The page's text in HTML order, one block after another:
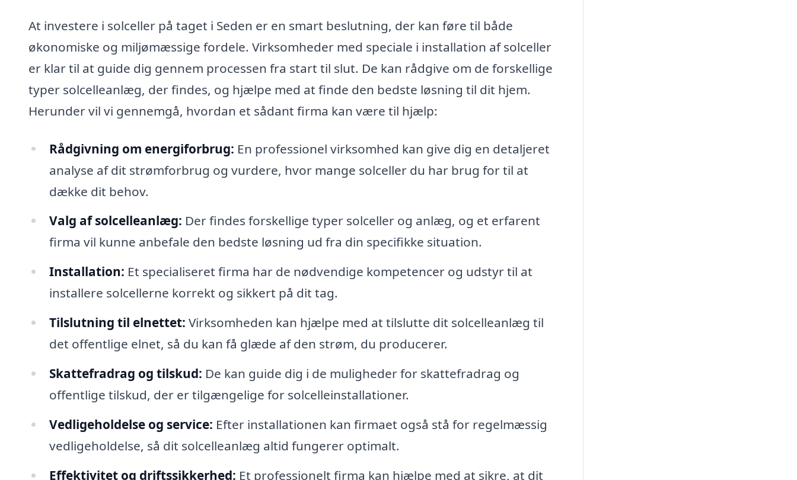
At investere i solceller på taget i Seden er en smart beslutning, der kan føre til både
økonomiske og miljømæssige fordele. Virksomheder med speciale i installation af solceller
er klar til at guide dig gennem processen fra start til slut. De kan rådgive om de forskellige
typer solcelleanlæg, der findes, og hjælpe med at finde den bedste løsning til dit hjem.
Herunder vil vi gennemgå, hvordan et sådant firma kan være til hjælp:
Rådgivning om energiforbrug: En professionel virksomhed kan give dig en detaljeret
analyse af dit strømforbrug og vurdere, hvor mange solceller du har brug for til at
dække dit behov.
Valg af solcelleanlæg: Der findes forskellige typer solceller og anlæg, og et erfarent
firma vil kunne anbefale den bedste løsning ud fra din specifikke situation.
Installation: Et specialiseret firma har de nødvendige kompetencer og udstyr til at
installere solcellerne korrekt og sikkert på dit tag.
Tilslutning til elnettet: Virksomheden kan hjælpe med at tilslutte dit solcelleanlæg til
det offentlige elnet, så du kan få glæde af den strøm, du producerer.
Skattefradrag og tilskud: De kan guide dig i de muligheder for skattefradrag og
offentlige tilskud, der er tilgængelige for solcelleinstallationer.
Vedligeholdelse og service: Efter installationen kan firmaet også stå for regelmæssig
vedligeholdelse, så dit solcelleanlæg altid fungerer optimalt.
Effektivitet og driftssikkerhed: Et professionelt firma kan hjælpe med at sikre, at dit